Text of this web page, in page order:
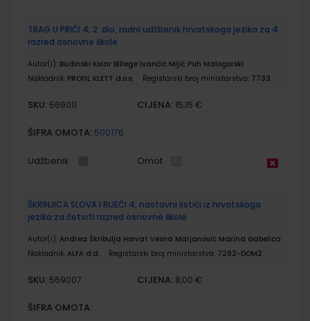
TRAG U PRIČI 4; 2. dio, radni udžbenik hrvatskoga jezika za 4.
razred osnovne škole
Autor(i): Budinski Kolar Billege Ivančić Mijić Puh Malogorski
Nakladnik: PROFIL KLETT d.o.o. Registarski broj ministarstva: 7733
SKU: 569011 CIJENA: 15,15 €
ŠIFRA OMOTA: 500176
Udžbenik Omot
ŠKRINJICA SLOVA I RIJEČI 4; nastavni listići iz hrvatskoga
jezika za četvrti razred osnovne škole
Autor(i): Andrea Škribulja Horvat Vesna Marjanović Marina Gabelica
Nakladnik: ALFA d.d. Registarski broj ministarstva: 7292-DOM2
SKU: 569007 CIJENA: 8,00 €
ŠIFRA OMOTA: